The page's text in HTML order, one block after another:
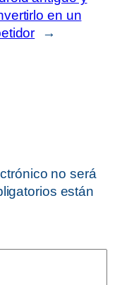
en un
→
no será
están